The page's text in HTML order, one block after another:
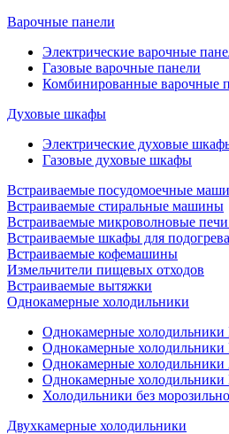
Варочные панели
Электрические варочные
Газовые варочные панели
Комбинированные варочные
Духовые шкафы
Электрические духовые
Газовые духовые шкафы
Встраиваемые посудомоечные
Встраиваемые стиральные машины
Встраиваемые микроволновые
Встраиваемые шкафы для
Встраиваемые кофемашины
Измельчители пищевых отходов
Встраиваемые вытяжки
Однокамерные холодильники
Однокамерные холодильники
Однокамерные холодильники
Однокамерные холодильники
Однокамерные холодильники
Холодильники без
Двухкамерные холодильники